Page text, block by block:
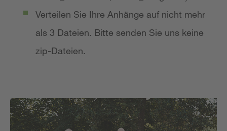
Verteilen Sie Ihre Anhänge auf nicht mehr
als 3 Dateien. Bitte senden Sie uns keine
zip-Dateien.